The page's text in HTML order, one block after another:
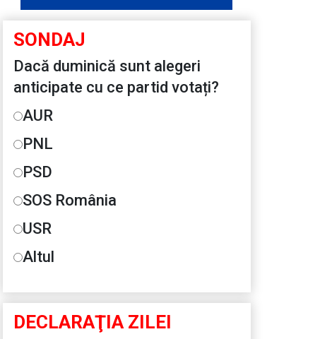
SONDAJ
Dacă duminică sunt alegeri
anticipate cu ce partid votați?
AUR
PNL
PSD
SOS România
USR
Altul
DECLARAŢIA ZILEI